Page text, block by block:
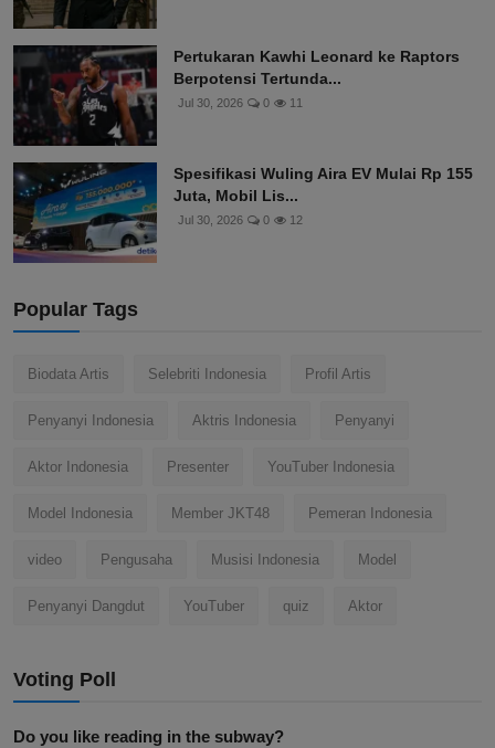
Pertukaran Kawhi Leonard ke Raptors
Berpotensi Tertunda...
Jul 30, 2026 0 11
Spesifikasi Wuling Aira EV Mulai Rp 155
Juta, Mobil Lis...
Jul 30, 2026 0 12
Popular Tags
Biodata Artis Selebriti Indonesia Profil Artis
Penyanyi Indonesia Aktris Indonesia Penyanyi
Aktor Indonesia Presenter YouTuber Indonesia
Model Indonesia Member JKT48 Pemeran Indonesia
video Pengusaha Musisi Indonesia Model
Penyanyi Dangdut YouTuber quiz Aktor
Voting Poll
Do you like reading in the subway?